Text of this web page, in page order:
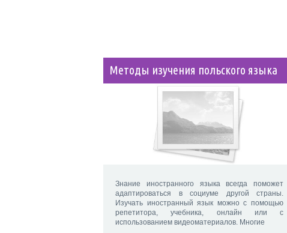
Методы изучения польского языка
Знание иностранного языка всегда поможет
адаптироваться в социуме другой страны.
Изучать иностранный язык можно с помощью
репетитора, учебника, онлайн или с
использованием видеоматериалов. Многие